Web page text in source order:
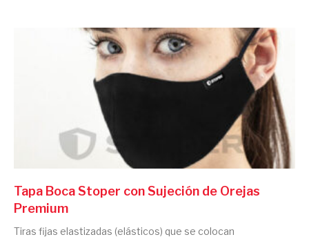
Tapa Boca Stoper con Sujeción de Orejas
Premium
Tiras fijas elastizadas (elásticos) que se colocan